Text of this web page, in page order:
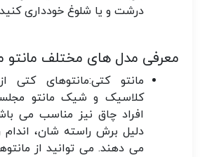
درشت و یا شلوغ خودداری
معرفی مدل های مختلف مانتو
مانتو کتی:مانتوهای کتی
کلاسیک و شیک مانتو
افراد چاق نیز مناسب می
دلیل برش راسته شان،